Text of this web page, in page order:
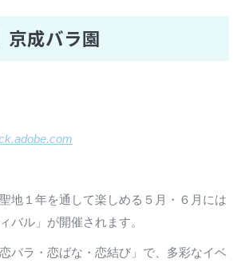
京成バラ園
地１年を通して楽しめる５月・６月には
バル」が開催されます。
バラ・恋ばな・恋結び」で、多彩なイベ